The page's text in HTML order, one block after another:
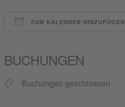
ZUM KALENDER HINZUFÜGEN
BUCHUNGEN
Buchungen geschlossen